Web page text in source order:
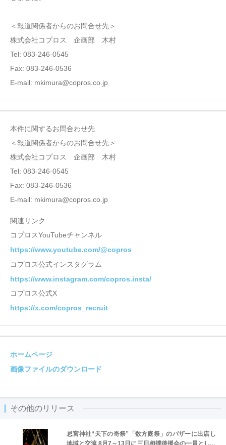
＜報道関係者からのお問合せ先＞
株式会社コプロス 企画部 ⽊村
Tel: 083-246-0545
Fax: 083-246-0536
E-mail: mkimura@copros.co.jp
本件に関するお問合わせ先
＜報道関係者からのお問合せ先＞
株式会社コプロス 企画部 ⽊村
Tel: 083-246-0545
Fax: 083-246-0536
E-mail: mkimura@copros.co.jp
関連リンク
コプロスYouTubeチャンネル
https://www.youtube.com/@copros
コプロス公式インスタグラム
https://www.instagram.com/copros.insta/
コプロス公式X
https://x.com/copros_recruit
ホームページ
画像ファイルのダウンロード
その他のリリース
忌宮神社“天下の奇祭”「数方庭祭」のバザーに出店し
地域と交流 8月7～13日に三日相撲後援会の一員として